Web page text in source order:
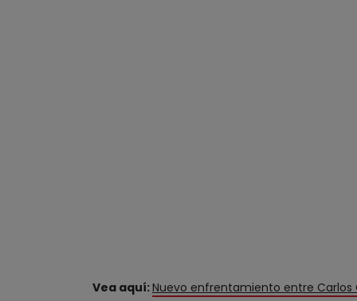
Vea aquí:Nuevo enfrentamiento entre Carlos